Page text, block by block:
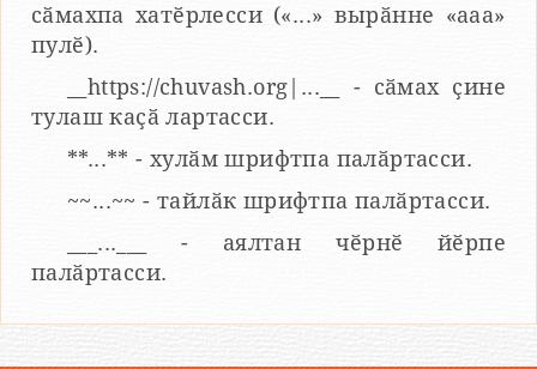
сӑмахпа хатӗрлесси («...» вырӑнне «ааа»
пулӗ).
__https://chuvash.org|...__ - сӑмах ҫине
тулаш каҫӑ лартасси.
**...** - хулӑм шрифтпа палӑртасси.
~~...~~ - тайлӑк шрифтпа палӑртасси.
___...___ - аялтан чӗрнӗ йӗрпе
палӑртасси.